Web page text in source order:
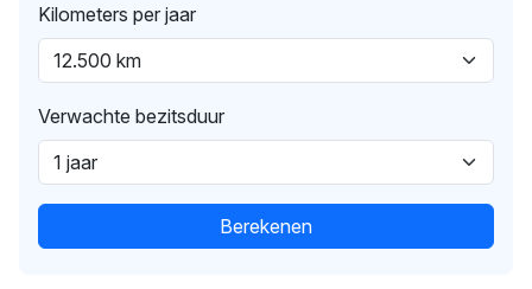
Kilometers per jaar
Verwachte bezitsduur
Berekenen